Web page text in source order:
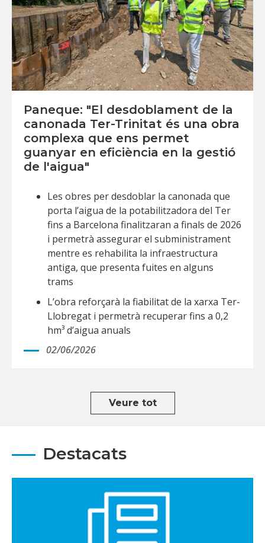
Paneque: "El desdoblament de la
canonada Ter-Trinitat és una obra
complexa que ens permet
guanyar en eficiència en la gestió
de l'aigua"
Les obres per desdoblar la canonada que
porta l’aigua de la potabilitzadora del Ter
fins a Barcelona finalitzaran a finals de 2026
i permetrà assegurar el subministrament
mentre es rehabilita la infraestructura
antiga, que presenta fuites en alguns
trams
L’obra reforçarà la fiabilitat de la xarxa Ter-
Llobregat i permetrà recuperar fins a 0,2
hm³ d’aigua anuals
02/06/2026
Veure tot
Destacats